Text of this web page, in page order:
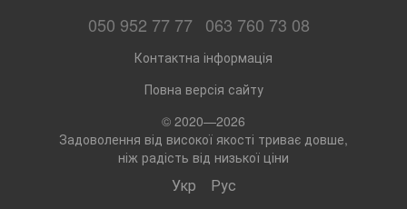
050 952 77 77 063 760 73 08
Контактна інформація
Повна версія сайту
© 2020—2026
Задоволення від високої якості триває довше,
ніж радість від низької ціни
Укр Рус